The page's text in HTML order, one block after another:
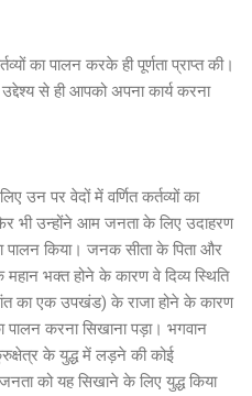
का पालन करके ही पूर्णता प्राप्त की।
से ही आपको अपना कार्य करना
उन पर वेदों में वर्णित कर्तव्यों का
भी उन्होंने आम जनता के लिए उदाहरण
पालन किया। जनक सीता के पिता और
भक्त होने के कारण वे दिव्य स्थिति
का एक उपखंड) के राजा होने के कारण
पालन करना सिखाना पड़ा। भगवान
के युद्ध में लड़ने की कोई
को यह सिखाने के लिए युद्ध किया